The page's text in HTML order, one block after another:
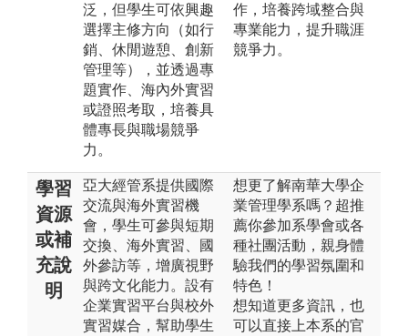
泛，但學生可依興趣
選擇主修方向（如行
銷、休閒遊憩、創新
管理等），並透過專
題實作、海內外實習
或證照考取，培養具
體專長與職場競爭
力。
作，培養跨域整合與
專業能力，提升職涯
競爭力。
學習
資源
或補
充說
明
亞大經管系提供國際
交流與海外實習機
會，學生可參與短期
交換、海外實習、國
外參訪等，增廣視野
與跨文化能力。設有
企業實習平台與校外
實習媒合，幫助學生
想更了解南華大學企
業管理學系嗎？超推
薦你參加系學會或各
種社團活動，親身體
驗我們的學習氛圍和
特色！
想知道更多資訊，也
可以直接上本系的官